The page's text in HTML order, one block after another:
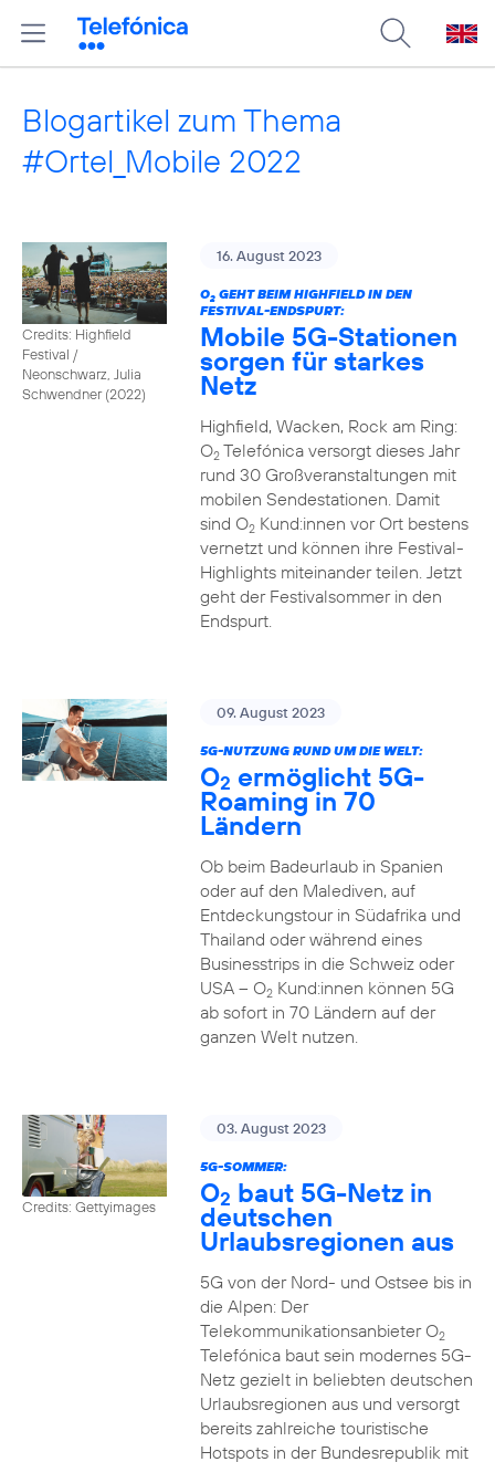
Blogartikel zum Thema
#Ortel_Mobile 2022
Credits: Highfield
Festival /
Neonschwarz, Julia
Schwendner (2022)
16. August 2023
O2GEHT BEIM HIGHFIELD IN DEN
FESTIVAL-ENDSPURT:
Mobile 5G-Stationen
sorgen für starkes
Netz
Highfield, Wacken, Rock am Ring:
O2Telefónica versorgt dieses Jahr
rund 30 Großveranstaltungen mit
mobilen Sendestationen. Damit
sind O2Kund:innen vor Ort bestens
vernetzt und können ihre Festival-
Highlights miteinander teilen. Jetzt
geht der Festivalsommer in den
Endspurt.
09. August 2023
5G-NUTZUNG RUND UM DIE WELT:
O2 ermöglicht 5G-
Roaming in 70
Ländern
Ob beim Badeurlaub in Spanien
oder auf den Malediven, auf
Entdeckungstour in Südafrika und
Thailand oder während eines
Businesstrips in die Schweiz oder
USA – O2Kund:innen können 5G
ab sofort in 70 Ländern auf der
ganzen Welt nutzen.
Credits: Gettyimages
03. August 2023
5G-SOMMER:
O2 baut 5G-Netz in
deutschen
Urlaubsregionen aus
5G von der Nord- und Ostsee bis in
die Alpen: Der
Telekommunikationsanbieter O2
Telefónica baut sein modernes 5G-
Netz gezielt in beliebten deutschen
Urlaubsregionen aus und versorgt
bereits zahlreiche touristische
Hotspots in der Bundesrepublik mit